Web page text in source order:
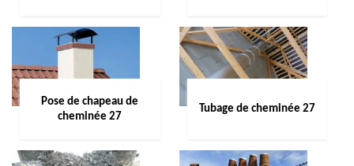
Pose de chapeau de
cheminée 27
Tubage de cheminée 27